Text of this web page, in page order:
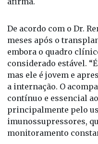
De acordo com o Dr.
meses após o
embora o quadro
considerado estável.
mas ele é jovem e
a internação. O
contínuo e essencial
principalmente pelo
imunossupressores,
monitoramento